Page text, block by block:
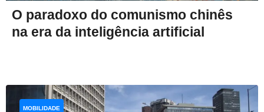
O paradoxo do comunismo chinês
na era da inteligência artificial
MOBILIDADE